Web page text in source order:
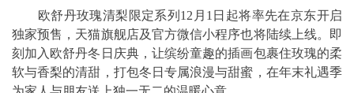
欧舒丹玫瑰清梨限定系列12月1日起将率先在京东开启
独家预售，天猫旗舰店及官方微信小程序也将陆续上线。即
刻加入欧舒丹冬日庆典，让缤纷童趣的插画包裹住玫瑰的柔
软与香梨的清甜，打包冬日专属浪漫与甜蜜，在年末礼遇季